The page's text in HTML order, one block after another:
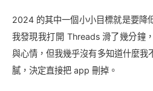
2024 的其中一個小小目標就是要降
我發現我打開 Threads 滑了幾分鐘
與心情，但我幾乎沒有多知道什麼我
膩，決定直接把 app 刪掉。